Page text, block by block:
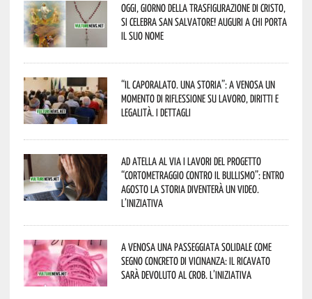
Oggi, giorno della Trasfigurazione di Cristo,
si celebra San Salvatore! Auguri a chi porta
il suo nome
“Il caporalato. Una storia”: a Venosa un
momento di riflessione su lavoro, diritti e
legalità. I dettagli
Ad Atella al via i lavori del progetto
“Cortometraggio contro il bullismo”: entro
agosto la storia diventerà un video.
L’iniziativa
A Venosa una passeggiata solidale come
segno concreto di vicinanza: il ricavato
sarà devoluto al CROB. L’iniziativa